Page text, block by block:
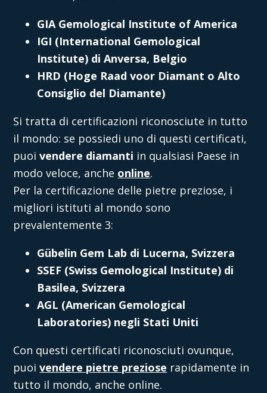
GIA Gemological Institute of America
IGI (International Gemological
Institute) di Anversa, Belgio
HRD (Hoge Raad voor Diamant o Alto
Consiglio del Diamante)
Si tratta di certificazioni riconosciute in tutto
il mondo: se possiedi uno di questi certificati,
puoivendere diamanti in qualsiasi Paese in
modo veloce, anche online.
Per la certificazione delle pietre preziose, i
migliori istituti al mondo sono
prevalentemente 3:
Gübelin Gem Lab di Lucerna, Svizzera
SSEF (Swiss Gemological Institute) di
Basilea, Svizzera
AGL (American Gemological
Laboratories) negli Stati Uniti
Con questi certificati riconosciuti ovunque,
puoivendere pietre preziose rapidamente in
tutto il mondo, anche online.